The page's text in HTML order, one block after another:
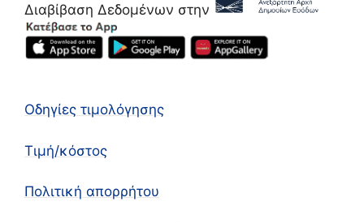
Διαβίβαση Δεδομένων στην
Οδηγίες τιμολόγησης
Τιμή/κόστος
Πολιτική απορρήτου